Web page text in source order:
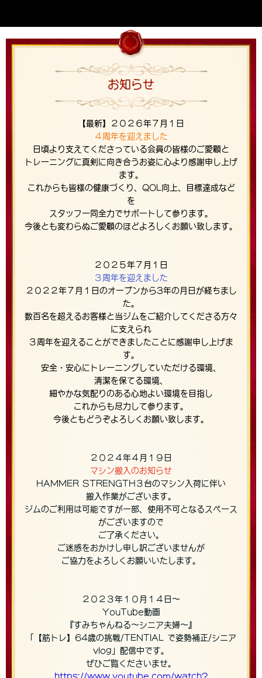
お知らせ
【最新】２０２６年７月１日
４周年を迎えました
日頃より支えてくださっている会員の皆様のご愛顧と
トレーニングに真剣に向き合うお姿に心より感謝申し上げ
ます。
これからも皆様の健康づくり、QOL向上、目標達成など
を
スタッフ一同全力でサポートして参ります。
今後とも変わらぬご愛顧のほどよろしくお願い致します。
２０２５年７月１日
３周年を迎えました
２０２２年７月１日のオープンから3年の月日が経ちまし
た。
数百名を超えるお客様と当ジムをご紹介してくださる方々
に支えられ
３周年を迎えることができましたことに感謝申し上げま
す。
安全・安心にトレーニングしていただける環境、
清潔を保てる環境、
細やかな気配りのある心地よい環境を目指し
これからも尽力して参ります。
今後ともどうぞよろしくお願い致します。
２０２４年４月１９日
マシン搬入のお知らせ
HAMMER STRENGTH３台のマシン入荷に伴い
搬入作業がございます。
ジムのご利用は可能ですが一部、使用不可となるスペース
がございますので
ご了承ください。
ご迷惑をおかけし申し訳ございませんが
ご協力をよろしくお願いいたします。
２０２３年１０月１４日〜
YouTube動画
『すみちゃんねる〜シニア夫婦〜』
「【筋トレ】64歳の挑戦/TENTIAL で姿勢補正/シニア
vlog」配信中です。
ぜひご覧くださいませ。
https://www.youtube.com/watch?